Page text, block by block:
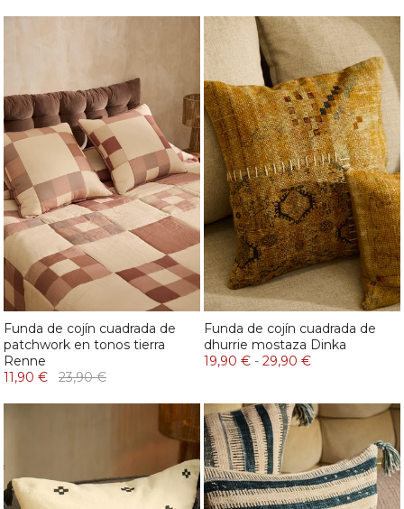
Funda de cojín cuadrada de
patchwork en tonos tierra
Renne
11,90 €
23,90 €
Funda de cojín cuadrada de
dhurrie mostaza Dinka
19,90 € - 29,90 €